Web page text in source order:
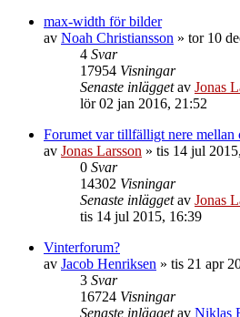
max-width för bilder
av Noah Christiansson » tor 10
4 Svar
17954 Visningar
Senaste inläggetav Jonas
lör 02 jan 2016, 21:52
Forumet var tillfälligt nere mellan
av Jonas Larsson » tis 14 jul
0 Svar
14302 Visningar
Senaste inläggetav Jonas
tis 14 jul 2015, 16:39
Vinterforum?
av Jacob Henriksen » tis 21 apr
3 Svar
16724 Visningar
Senaste inläggetav Niklas